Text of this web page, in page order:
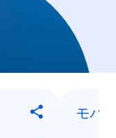
モバ